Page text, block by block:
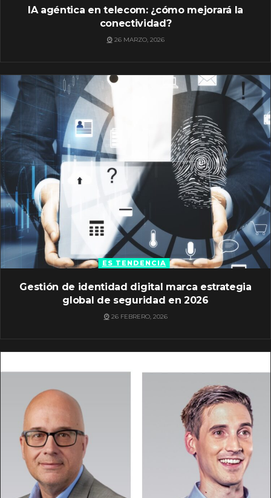
IA agéntica en telecom: ¿cómo mejorará la
conectividad?
26 MARZO, 2026
ES TENDENCIA
Gestión de identidad digital marca estrategia
global de seguridad en 2026
26 FEBRERO, 2026